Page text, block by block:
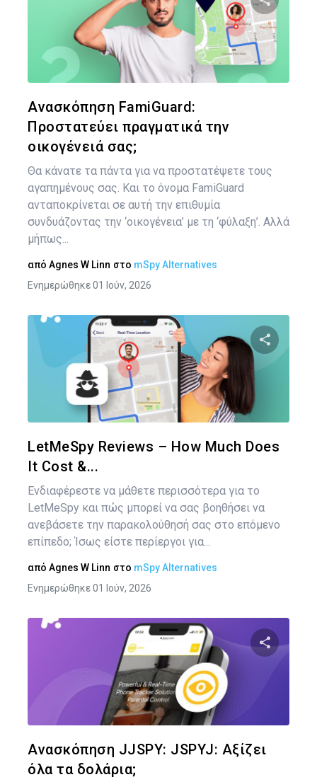
Ανασκόπηση FamiGuard:
Προστατεύει πραγματικά την
οικογένειά σας;
Θα κάνατε τα πάντα για να προστατέψετε τους
αγαπημένους σας. Και το όνομα FamiGuard
ανταποκρίνεται σε αυτή την επιθυμία
συνδυάζοντας την ‘οικογένεια’ με τη ‘φύλαξη’. Αλλά
μήπως...
από Agnes W Linn στο mSpy Alternatives
Ενημερώθηκε 01 Ιούν, 2026
LetMeSpy Reviews – How Much Does
It Cost &...
Ενδιαφέρεστε να μάθετε περισσότερα για το
LetMeSpy και πώς μπορεί να σας βοηθήσει να
ανεβάσετε την παρακολούθησή σας στο επόμενο
επίπεδο; Ίσως είστε περίεργοι για...
από Agnes W Linn στο mSpy Alternatives
Ενημερώθηκε 01 Ιούν, 2026
Ανασκόπηση JJSPY: JSPYJ: Αξίζει
όλα τα δολάρια;